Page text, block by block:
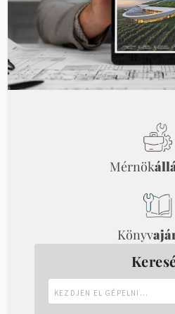
Mérnök
Könyv
el